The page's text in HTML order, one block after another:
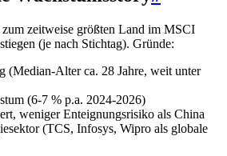
zeitweise größten Land im MSCI
(je nach Stichtag). Gründe:
(Median-Alter ca. 28 Jahre, weit unter
(6-7 % p.a. 2024-2026)
weniger Enteignungsrisiko als China
(TCS, Infosys, Wipro als globale